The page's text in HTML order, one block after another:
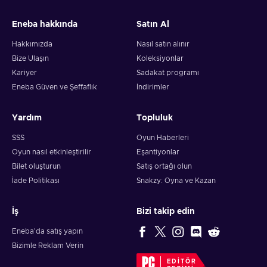
redeem your whole voucher at once. Once you’ve done that,
you should give it up to 30 minutes for your cryptocurrency
Eneba hakkında
Hakkımızda
Bize Ulaşın
Kariyer
Eneba Güven ve Şeffaflık
Satın Al
Nasıl satın alınır
Koleksiyonlar
Sadakat programı
İndirimler
Yardım
SSS
Oyun nasıl etkinleştirilir
Bilet oluşturun
İade Politikası
Topluluk
Oyun Haberleri
Eşantiyonlar
Satış ortağı olun
Snakzy: Oyna ve Kazan
İş
Eneba'da satış yapın
Bizimle Reklam Verin
Bizi takip edin
EDITÖR